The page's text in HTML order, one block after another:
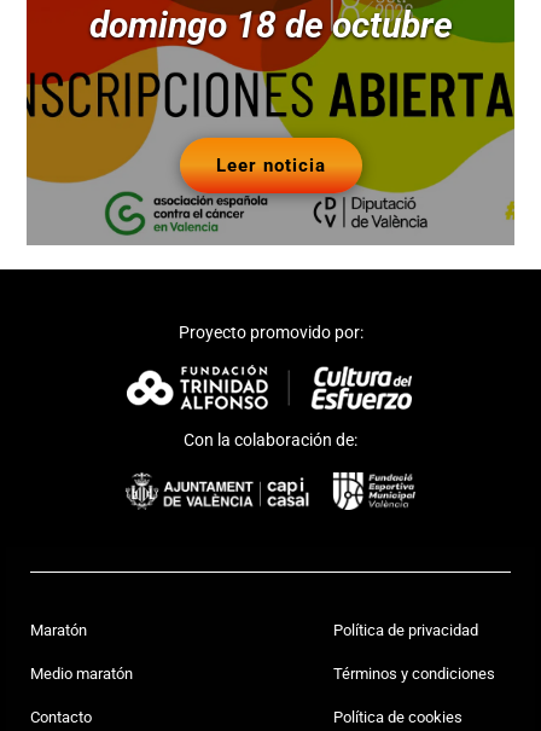
domingo 18 de octubre
Leer noticia
Proyecto promovido por:
Con la colaboración de:
Maratón
Medio maratón
Contacto
Política de privacidad
Términos y condiciones
Política de cookies